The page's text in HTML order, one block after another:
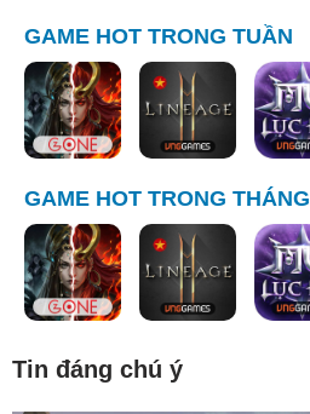
GAME HOT TRONG TUẦN
GAME HOT TRONG THÁNG
Tin đáng chú ý